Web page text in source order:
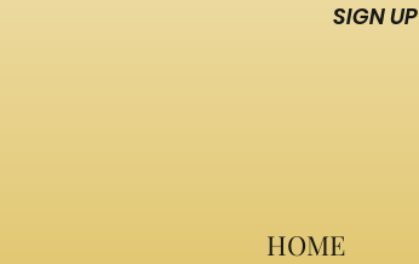
HOME
SIGN UP